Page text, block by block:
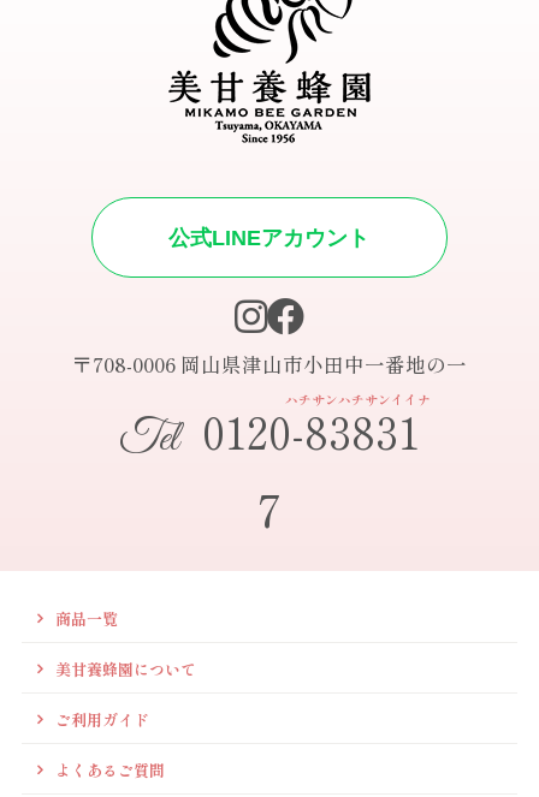
公式LINEアカウント
〒708-0006 岡山県津山市小田中一番地の一
ハチサンハチサンイイナ
Tel 0120-83831
7
商品一覧
美甘養蜂園について
ご利用ガイド
よくあるご質問